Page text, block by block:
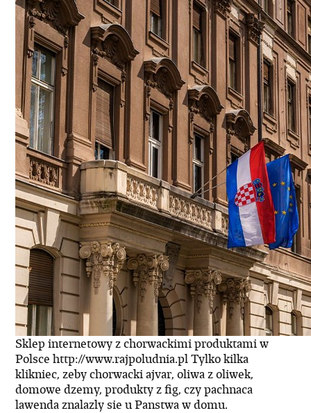
Sklep internetowy z chorwackimi produktami w
Polsce http://www.rajpoludnia.pl Tylko kilka
klikniec, zeby chorwacki ajvar, oliwa z oliwek,
domowe dzemy, produkty z fig, czy pachnaca
lawenda znalazly sie u Panstwa w domu.